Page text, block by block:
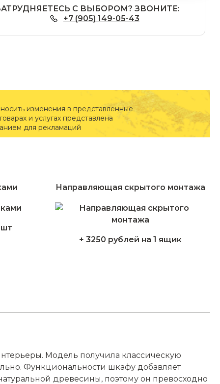
С ВЫБОРОМ? ЗВОНИТЕ:
+7 (905) 149-05-43
изменения в представленные
и услугах представлена
для рекламаций
Направляющая скрытого монтажа
+ 3250 рублей на 1 ящик
Модель получила классическую
Функциональности шкафу добавляет
древесины, поэтому он превосходно